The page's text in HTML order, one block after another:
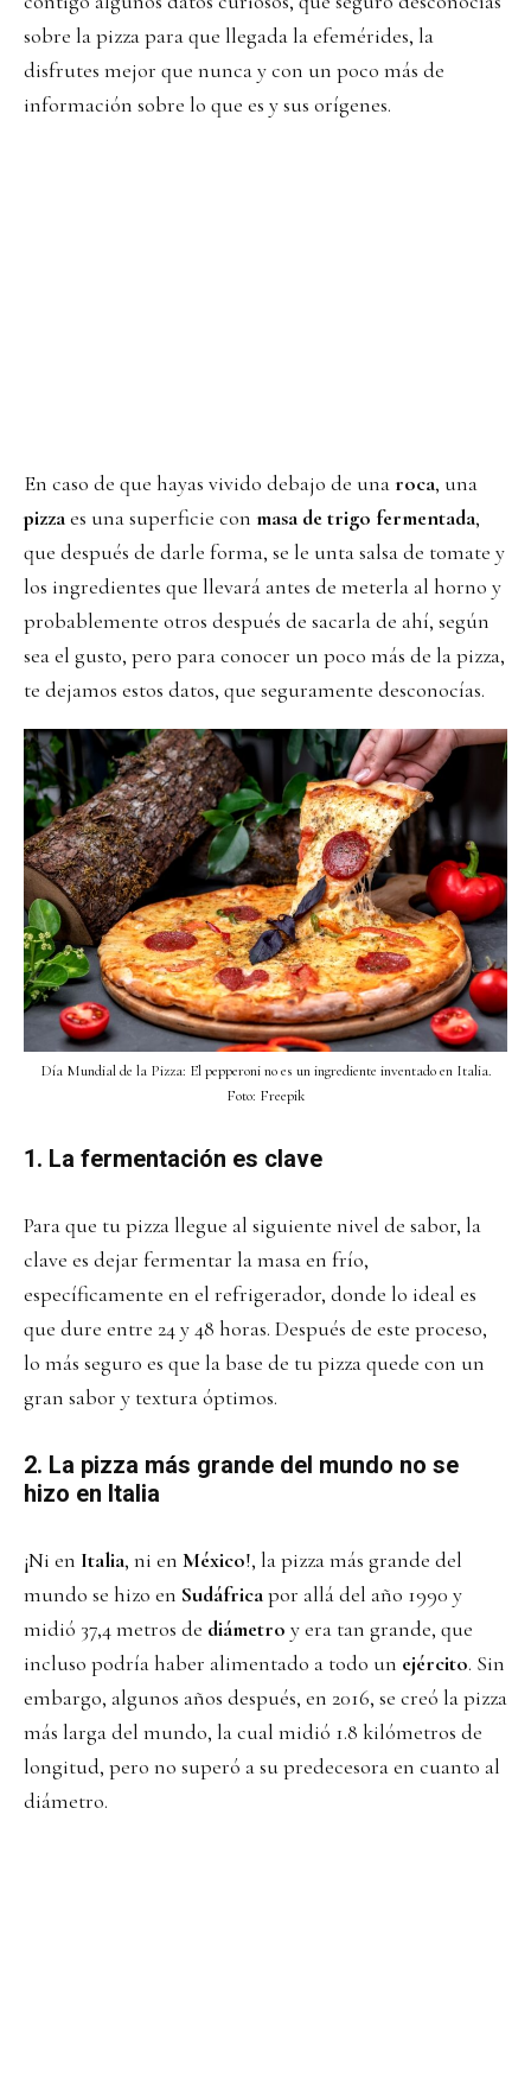
sobre la pizza para que llegada la efemérides, la
disfrutes mejor que nunca y con un poco más de
información sobre lo que es y sus orígenes.
En caso de que hayas vivido debajo de unaroca, una
pizzaes una superficie con masa de trigo fermentada,
que después de darle forma, se le unta salsa de tomate y
los ingredientes que llevará antes de meterla al horno y
probablemente otros después de sacarla de ahí, según
sea el gusto, pero para conocer un poco más de la pizza,
te dejamos estos datos, que seguramente desconocías.
Día Mundial de la Pizza: El pepperoni no es un ingrediente inventado en Italia.
Foto: Freepik
1. La fermentación es clave
Para que tu pizza llegue al siguiente nivel de sabor, la
clave es dejar fermentar la masa en frío,
específicamente en el refrigerador, donde lo ideal es
que dure entre 24 y 48 horas. Después de este proceso,
lo más seguro es que la base de tu pizza quede con un
gran sabor y textura óptimos.
2. La pizza más grande del mundo no se
hizo en Italia
¡Ni en Italia, ni en México!, la pizza más grande del
mundo se hizo en Sudáfricapor allá del año 1990 y
midió 37,4 metros de diámetro y era tan grande, que
incluso podría haber alimentado a todo un ejército. Sin
embargo, algunos años después, en 2016, se creó la pizza
más larga del mundo, la cual midió 1.8 kilómetros de
longitud, pero no superó a su predecesora en cuanto al
diámetro.